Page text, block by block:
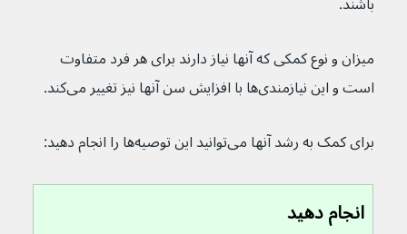
میزان و نوع کمکی که آنها نیاز دارند برای هر فرد متفاوت
است و این نیازمندی‌ها با افزایش سن آنها نیز تغییر می‌کند.
برای کمک به رشد آنها می‌توانید این توصیه‌ها را انجام دهید:
انجام دهید